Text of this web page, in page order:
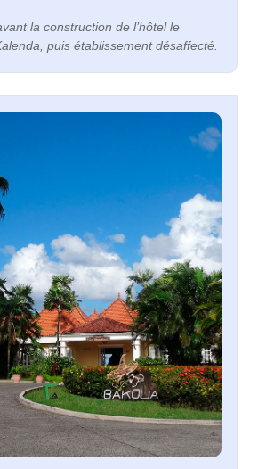
la construction de l’hôtel le
puis établissement désaffecté.